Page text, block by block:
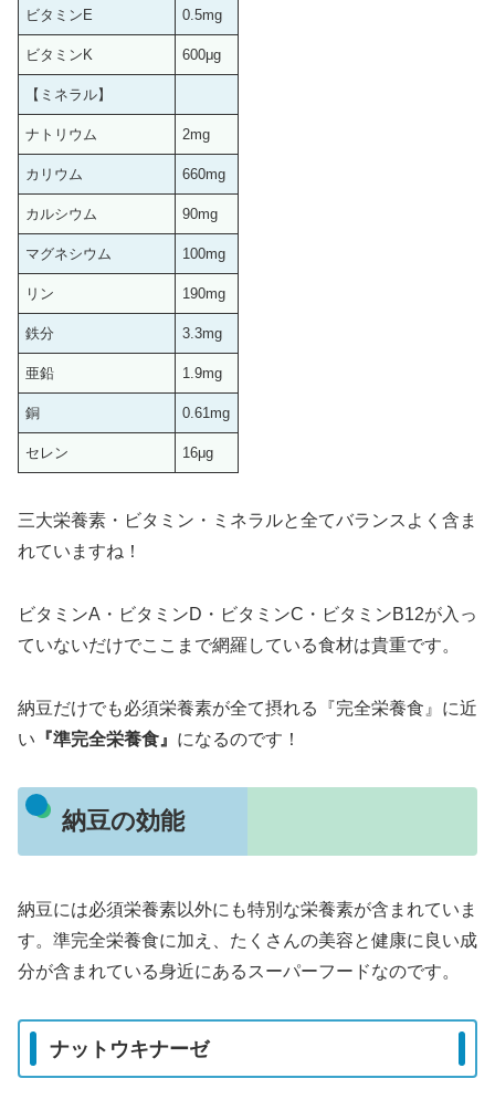
ビタミンE 0.5mg
ビタミンK 600μg
【ミネラル】
ナトリウム 2mg
カリウム 660mg
カルシウム 90mg
マグネシウム 100mg
リン 190mg
鉄分 3.3mg
亜鉛 1.9mg
銅 0.61mg
セレン 16μg
三大栄養素・ビタミン・ミネラルと全てバランスよく含ま
れていますね！
ビタミンA・ビタミンD・ビタミンC・ビタミンB12が入っ
ていないだけでここまで網羅している食材は貴重です。
納豆だけでも必須栄養素が全て摂れる『完全栄養食』に近
い 『準完全栄養食』 になるのです！
納豆の効能
納豆には必須栄養素以外にも特別な栄養素が含まれていま
す。準完全栄養食に加え、たくさんの美容と健康に良い成
分が含まれている身近にあるスーパーフードなのです。
ナットウキナーゼ